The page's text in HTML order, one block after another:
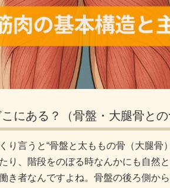
にある？（骨盤・大腿骨と
り言うと“骨盤と太ももの骨（大腿骨
り、階段をのぼる時なんかにも自然
き者なんですよね。骨盤の後ろ側か